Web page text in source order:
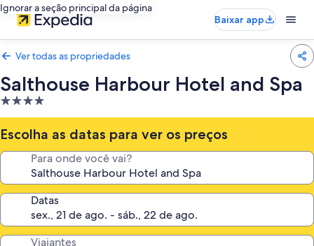
Ignorar a seção principal da página
Baixar app
Ver todas as propriedades
Salthouse Harbour Hotel and Spa
Propriedade
4.0
estrelas
Escolha as datas para ver os preços
Para onde você vai?
Datas
Viajantes